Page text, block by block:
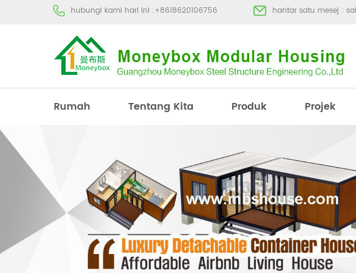
hubungi kami hari ini :+8618620106756 hantar satu mesej :
Rumah Tentang Kita Produk Projek